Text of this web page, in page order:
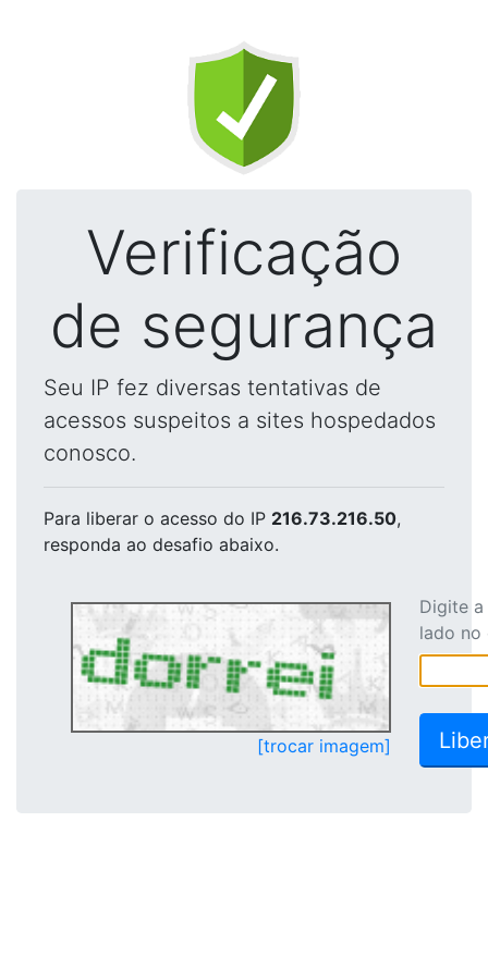
Verificação
de segurança
Seu IP fez diversas tentativas de
acessos suspeitos a sites hospedados
conosco.
Para liberar o acesso do IP 216.73.216.50,
responda ao desafio abaixo.
[trocar imagem]
Digite
lado no